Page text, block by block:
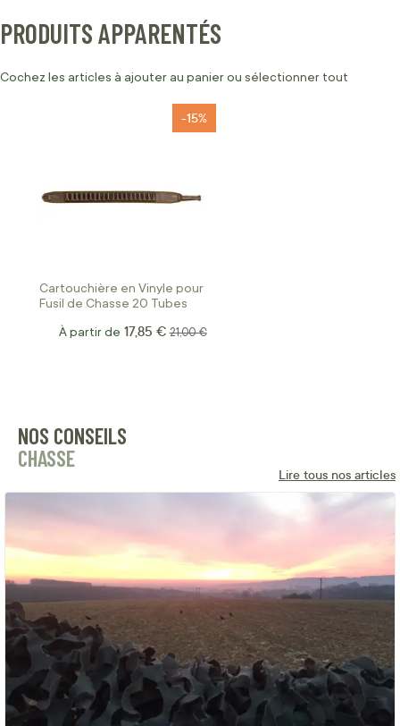
PRODUITS APPARENTÉS
Cochez les articles à ajouter au panier ou sélectionner tout
Cartouchière en Vinyle pour
Fusil de Chasse 20 Tubes
-15%
À partir de 17,85 € Prix normal
21,00 €
NOS CONSEILS
CHASSE
Lire tous nos articles